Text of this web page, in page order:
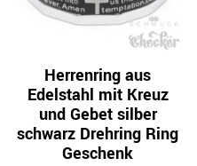
Herrenring aus
Edelstahl mit Kreuz
und Gebet silber
schwarz Drehring Ring
Geschenk